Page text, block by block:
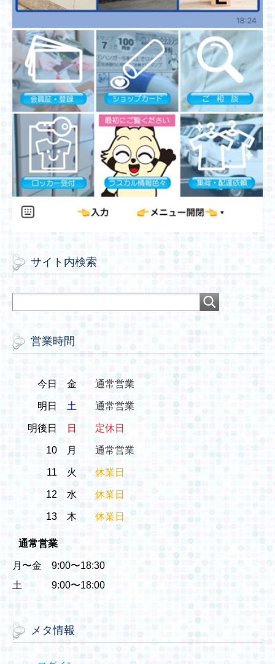
サイト内検索
営業時間
今日 金 通常営業
明日 土 通常営業
明後日 日 定休日
10 月 通常営業
11 火 休業日
12 水 休業日
13 木 休業日
通常営業
月〜金 9:00〜18:30
土 9:00〜18:00
メタ情報